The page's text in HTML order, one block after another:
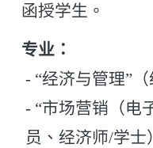
函授学生。
专业：
- “经济与管理”
- “市场营销（电
员、经济师/学士